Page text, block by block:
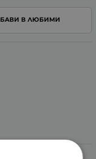
В ЛЮБИМИ